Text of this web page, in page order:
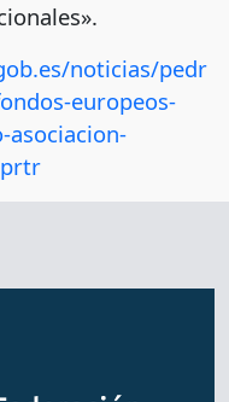
noticias/pedr
europeos-
asociacion-